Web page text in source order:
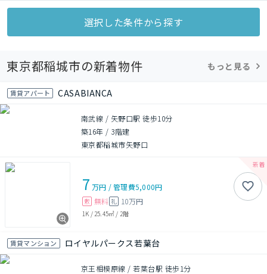
選択した条件から探す
東京都稲城市の新着物件 もっと見る
賃貸アパート CASABIANCA
南武線 / 矢野口駅 徒歩10分
築16年 / 3階建
東京都稲城市矢野口
7 万円 /管理費5,000円
敷 無料 礼 10万円
1K / 25.45㎡ / 2階
賃貸マンション ロイヤルパークス若葉台
京王相模原線 / 若葉台駅 徒歩1分